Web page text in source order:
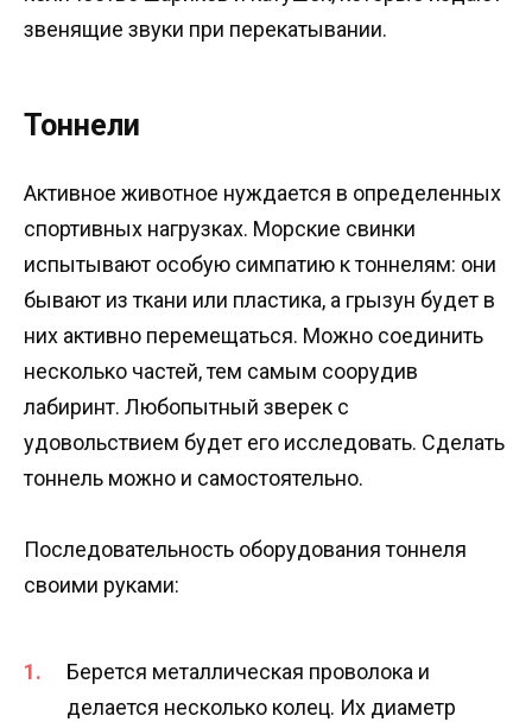
звенящие звуки при перекатывании.
Тоннели
Активное животное нуждается в определенных
спортивных нагрузках. Морские свинки
испытывают особую симпатию к тоннелям: они
бывают из ткани или пластика, а грызун будет в
них активно перемещаться. Можно соединить
несколько частей, тем самым соорудив
лабиринт. Любопытный зверек с
удовольствием будет его исследовать. Сделать
тоннель можно и самостоятельно.
Последовательность оборудования тоннеля
своими руками:
Берется металлическая проволока и
делается несколько колец. Их диаметр